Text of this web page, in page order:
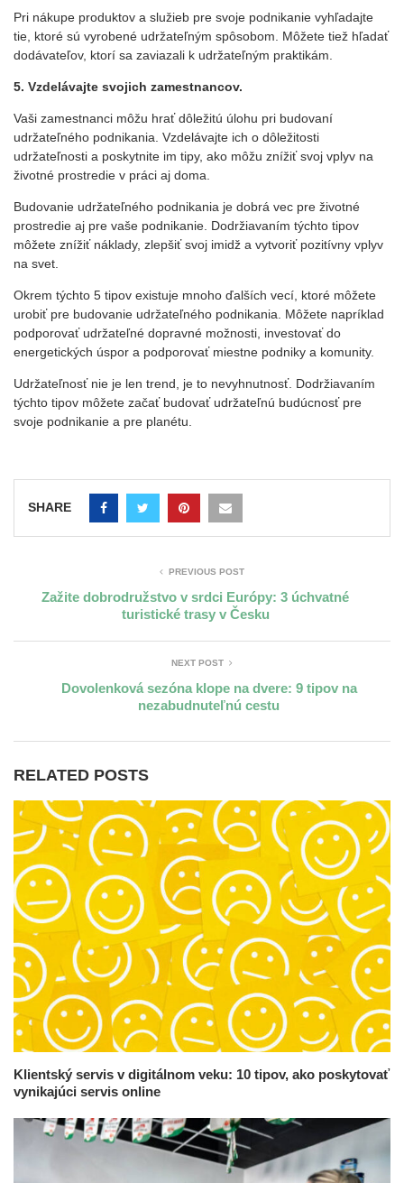
Pri nákupe produktov a služieb pre svoje podnikanie vyhľadajte
tie, ktoré sú vyrobené udržateľným spôsobom. Môžete tiež hľadať
dodávateľov, ktorí sa zaviazali k udržateľným praktikám.
5. Vzdelávajte svojich zamestnancov.
Vaši zamestnanci môžu hrať dôležitú úlohu pri budovaní
udržateľného podnikania. Vzdelávajte ich o dôležitosti
udržateľnosti a poskytnite im tipy, ako môžu znížiť svoj vplyv na
životné prostredie v práci aj doma.
Budovanie udržateľného podnikania je dobrá vec pre životné
prostredie aj pre vaše podnikanie. Dodržiavaním týchto tipov
môžete znížiť náklady, zlepšiť svoj imidž a vytvoriť pozitívny vplyv
na svet.
Okrem týchto 5 tipov existuje mnoho ďalších vecí, ktoré môžete
urobiť pre budovanie udržateľného podnikania. Môžete napríklad
podporovať udržateľné dopravné možnosti, investovať do
energetických úspor a podporovať miestne podniky a komunity.
Udržateľnosť nie je len trend, je to nevyhnutnosť. Dodržiavaním
týchto tipov môžete začať budovať udržateľnú budúcnosť pre
svoje podnikanie a pre planétu.
SHARE
PREVIOUS POST
Zažite dobrodružstvo v srdci Európy: 3 úchvatné
turistické trasy v Česku
NEXT POST
Dovolenková sezóna klope na dvere: 9 tipov na
nezabudnuteľnú cestu
RELATED POSTS
Klientský servis v digitálnom veku: 10 tipov, ako poskytovať
vynikajúci servis online